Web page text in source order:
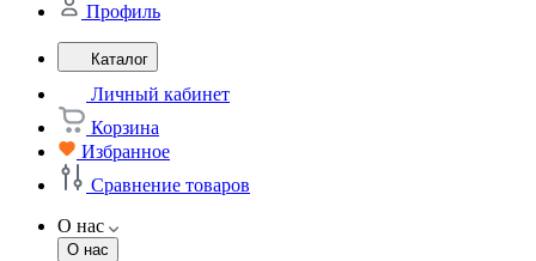
Профиль
Каталог
Личный кабинет
Корзина
Избранное
Сравнение товаров
О нас
О нас